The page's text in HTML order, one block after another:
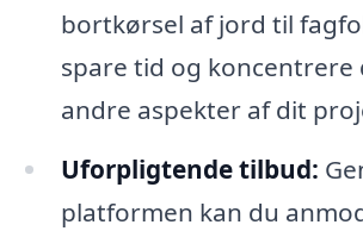
bortkørsel af jord til
spare tid og koncentrere
andre aspekter af dit
Uforpligtende tilbud:
platformen kan du